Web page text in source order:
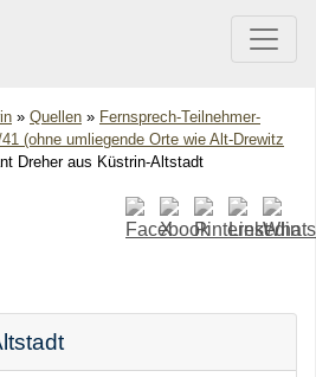
» Quellen » Fernsprech-Teilnehmer-
(ohne umliegende Orte wie Alt-Drewitz
Dreher aus Küstrin-Altstadt